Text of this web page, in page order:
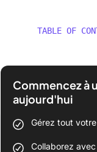
TABLE OF
Commencez à
aujourd'hui
Gérez tout
Collaborez